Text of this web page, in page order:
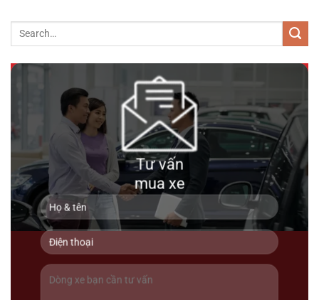
Tư vấn
mua xe
1 tỷ 350 triệu
111000km